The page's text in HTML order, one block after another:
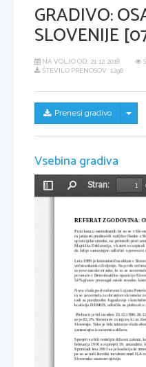
GRADIVO:
SLOVENIJE
NA VOLJO OD: 21.12.2018
ŠTEVILO PRENOSOV: 1296
Prenesi gradivo
Vsebina gradiva
Preklopi
Stran:
REFERAT ZGODOVINA:
Proti koncu osemdesetih let so se v S
in javnosti predstavili različne članke z
opozicijske stranke, na protestih proti
Majniška Deklaracija, v kateri so
da želijo samostojno odločati o povezavi
Leta 1989 je komunistična oblast v S
večstrankarsko življenje. Na prvih
se novonastale stranke, ki so se
povezale v Demokratično opozicijo S
54% glasov premagal ostale stranke,
Nova vlada pod vodstvom Lojzeta
in se zavzemala za ohranitev slovenske
tudi za preobrazbo Jugoslavije v
koalicija DEMOS, odločila za plebiscit o
Plebiscit je bil izveden 23.12.1990. 26.12
se je 82,2% Slovencev in tujcev, ki so
Slovenije. Tako je bila takratna vlada
samostojna in suverena država.
Sprejeti so bili temeljni državni zakoni,
februarja 1991 so sprejeli 19. amandma
Spomladi leta 1991 se je koalicija še
pa so se tudi številni incidenti med JLA
Slovensko osamosvojitvijo.